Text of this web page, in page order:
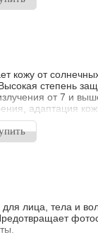
влаги.
кожу от
степень
от 7 и
адаптация
загар.
лица, тела и